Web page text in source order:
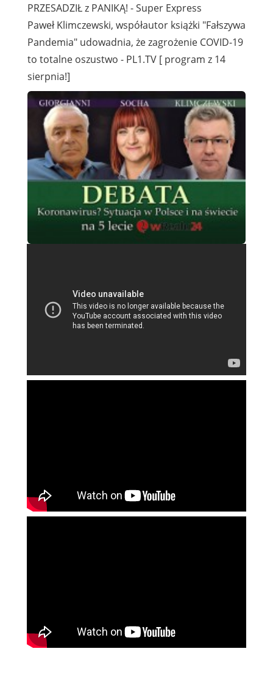
PRZESADZIŁ z PANIKĄ! - Super Express
Paweł Klimczewski, współautor książki "Fałszywa
Pandemia" udowadnia, że zagrożenie COVID-19
to totalne oszustwo - PL1.TV [ program z 14
sierpnia!]